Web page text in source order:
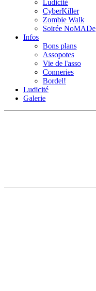
Ludicité
CyberKiller
Zombie Walk
Soirée NoMADe
Infos
Bons plans
Assopotes
Vie de l'asso
Conneries
Bordel!
Ludicité
Galerie